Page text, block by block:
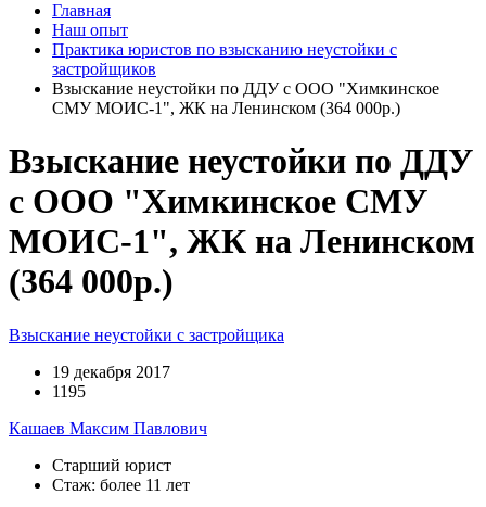
Главная
Наш опыт
Практика юристов по взысканию неустойки с
застройщиков
Взыскание неустойки по ДДУ с ООО "Химкинское
СМУ МОИС-1", ЖК на Ленинском (364 000р.)
Взыскание неустойки по ДДУ
с ООО "Химкинское СМУ
МОИС-1", ЖК на Ленинском
(364 000р.)
Взыскание неустойки с застройщика
19 декабря 2017
1195
Кашаев Максим Павлович
Старший юрист
Стаж: более 11 лет